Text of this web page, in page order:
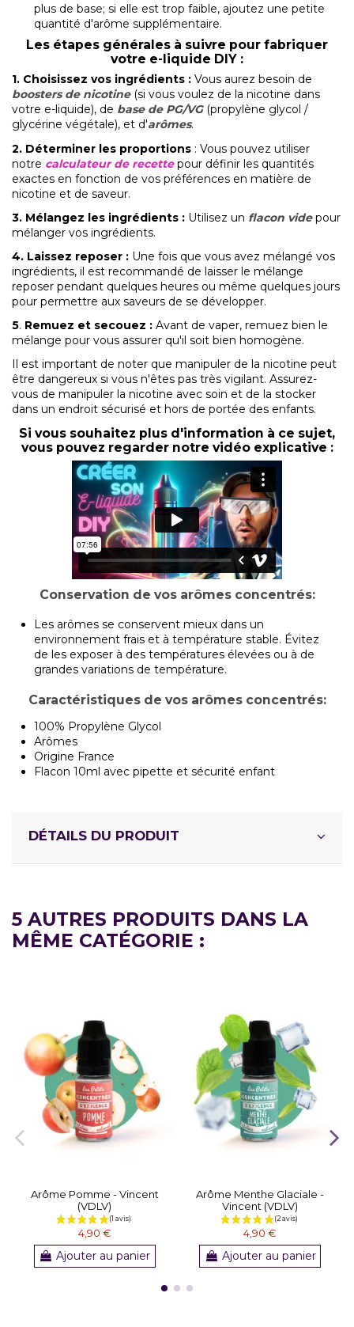
plus de base; si elle est trop faible, ajoutez une petite
quantité d'arôme supplémentaire.
Les étapes générales à suivre pour fabriquer
votre e-liquide DIY :
1. Choisissez vos ingrédients : Vous aurez besoin de
boosters de nicotine(si vous voulez de la nicotine dans
votre e-liquide), de base de PG/VG(propylène glycol /
glycérine végétale), et d'arômes.
2. Déterminer les proportions : Vous pouvez utiliser
notre calculateur de recette pour définir les quantités
exactes en fonction de vos préférences en matière de
nicotine et de saveur.
3. Mélangez les ingrédients : Utilisez un flacon videpour
mélanger vos ingrédients.
4. Laissez reposer : Une fois que vous avez mélangé vos
ingrédients, il est recommandé de laisser le mélange
reposer pendant quelques heures ou même quelques jours
pour permettre aux saveurs de se développer.
5. Remuez et secouez : Avant de vaper, remuez bien le
mélange pour vous assurer qu'il soit bien homogène.
Il est important de noter que manipuler de la nicotine peut
être dangereux si vous n'êtes pas très vigilant. Assurez-
vous de manipuler la nicotine avec soin et de la stocker
dans un endroit sécurisé et hors de portée des enfants.
Si vous souhaitez plus d'information à ce sujet,
vous pouvez regarder notre vidéo explicative :
Conservation de vos arômes concentrés:
Les arômes se conservent mieux dans un
environnement frais et à température stable. Évitez
de les exposer à des températures élevées ou à de
grandes variations de température.
Caractéristiques de vos arômes concentrés:
100% Propylène Glycol
Arômes
Origine France
Flacon 10ml avec pipette et sécurité enfant
DÉTAILS DU PRODUIT
5 AUTRES PRODUITS DANS LA
MÊME CATÉGORIE :
Arôme Pomme - Vincent
(VDLV)
4,90 €
Ajouter au panier
Arôme Menthe Glaciale -
Vincent (VDLV)
4,90 €
Ajouter au panier